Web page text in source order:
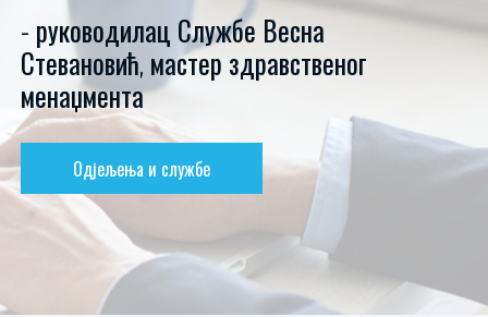
- руководилац Службе Весна
Стевановић, мастер здравственог
менаџмента
Одјељења и службе